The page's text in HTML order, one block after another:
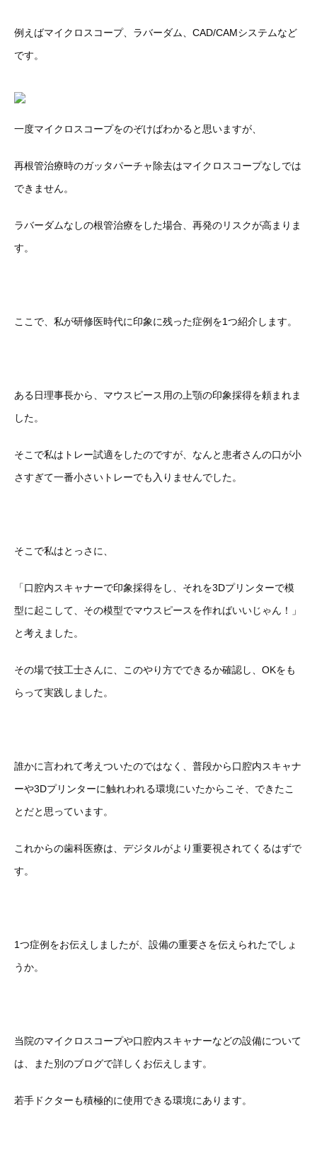
例えばマイクロスコープ、ラバーダム、CAD/CAMシステムなど
です。
一度マイクロスコープをのぞけばわかると思いますが、
再根管治療時のガッタパーチャ除去はマイクロスコープなしでは
できません。
ラバーダムなしの根管治療をした場合、再発のリスクが高まりま
す。
ここで、私が研修医時代に印象に残った症例を1つ紹介します。
ある日理事長から、マウスピース用の上顎の印象採得を頼まれま
した。
そこで私はトレー試適をしたのですが、なんと患者さんの口が小
さすぎて一番小さいトレーでも入りませんでした。
そこで私はとっさに、
「口腔内スキャナーで印象採得をし、それを3Dプリンターで模
型に起こして、その模型でマウスピースを作ればいいじゃん！」
と考えました。
その場で技工士さんに、このやり方でできるか確認し、OKをも
らって実践しました。
誰かに言われて考えついたのではなく、普段から口腔内スキャナ
ーや3Dプリンターに触れわれる環境にいたからこそ、できたこ
とだと思っています。
これからの歯科医療は、デジタルがより重要視されてくるはずで
す。
1つ症例をお伝えしましたが、設備の重要さを伝えられたでしょ
うか。
当院のマイクロスコープや口腔内スキャナーなどの設備について
は、また別のブログで詳しくお伝えします。
若手ドクターも積極的に使用できる環境にあります。